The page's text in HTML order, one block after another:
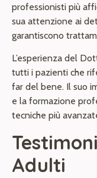
professionisti più
sua attenzione ai
garantiscono
L’esperienza del
tutti i pazienti che
far del bene. Il suo
e la formazione
tecniche più
Adulti